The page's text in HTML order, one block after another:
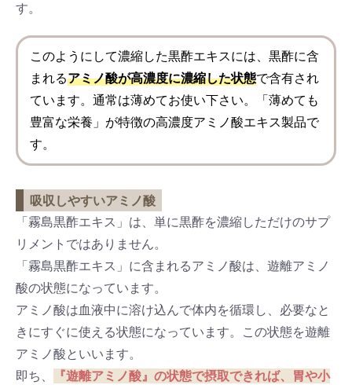
す。
このようにして濃縮した黒酢エキスには、黒酢に含
まれるアミノ酸が高濃度に濃縮した状態で含有され
ています。通常は薄めてお使い下さい。「薄めても
豊富な栄養」が特徴の高濃度アミノ酸エキス製品で
す。
吸収しやすいアミノ酸
「霧島黒酢エキス」は、単に黒酢を濃縮しただけのサプ
リメントではありません。
「霧島黒酢エキス」に含まれるアミノ酸は、遊離アミノ
酸の状態になっています。
アミノ酸は血液中に溶け込んで体内を循環し、必要なと
きにすぐに使える状態になっています。この状態を遊離
アミノ酸といいます。
即ち、
『遊離アミノ酸』の状態で摂取できれば、胃や小